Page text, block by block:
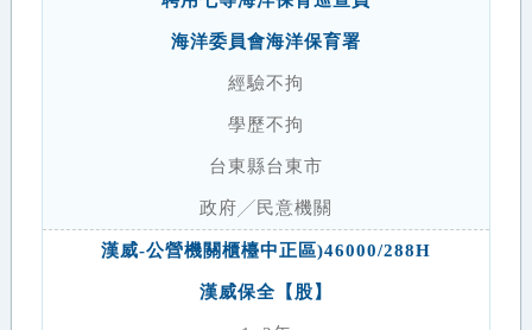
海洋委員會海洋保育署
經驗不拘
學歷不拘
台東縣台東市
政府╱民意機關
漢威-公營機關櫃檯中正區)46000/288H
漢威保全【股】